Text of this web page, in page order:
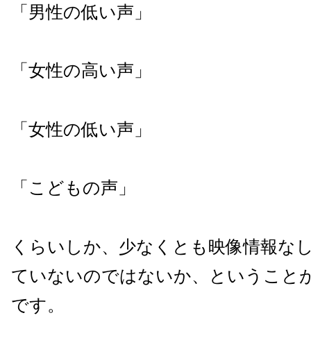
「男性の低い声」
「女性の高い声」
「女性の低い声」
「こどもの声」
くらいしか、少なくとも映像情報な
ていないのではないか、ということ
です。